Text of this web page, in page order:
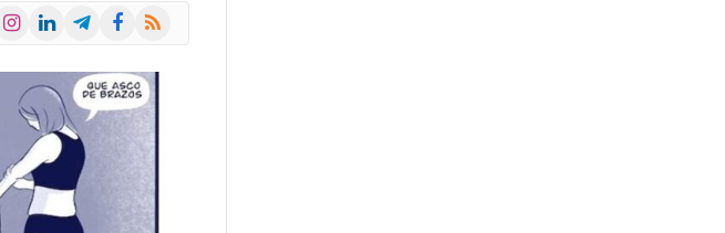
Instagram
LinkedInTelegramFacebook
RSS